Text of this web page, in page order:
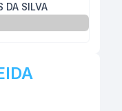
DA SILVA